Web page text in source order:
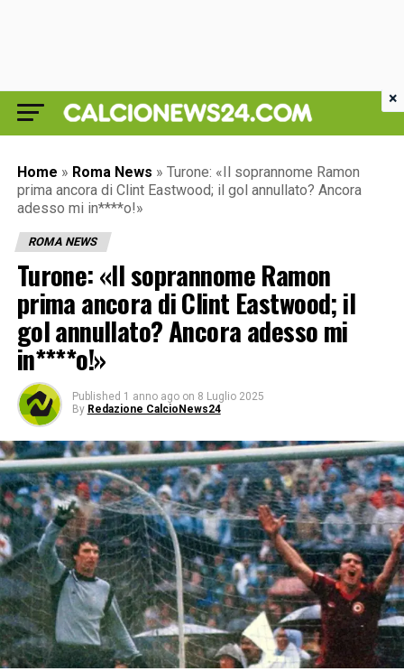
Home » Roma News » Turone: «Il soprannome Ramon
prima ancora di Clint Eastwood; il gol annullato? Ancora
adesso mi in****o!»
ROMA NEWS
Turone: «Il soprannome Ramon
prima ancora di Clint Eastwood; il
gol annullato? Ancora adesso mi
in****o!»
Published 1 anno ago on 8 Luglio 2025
By Redazione CalcioNews24
×